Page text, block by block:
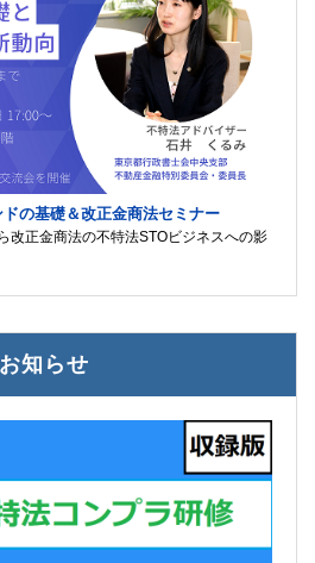
ドの基礎＆改正金商法セミナー
改正金商法の不特法STOビジネスへの影
知らせ